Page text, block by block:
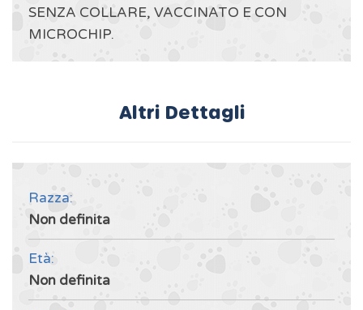
SENZA COLLARE, VACCINATO E CON
MICROCHIP.
Altri Dettagli
Razza:
Non definita
Età:
Non definita